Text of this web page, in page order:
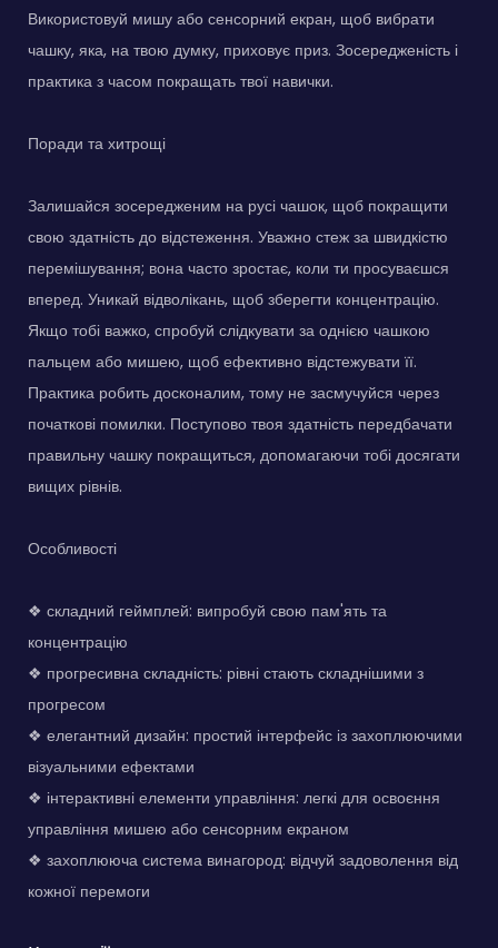
Використовуй мишу або сенсорний екран, щоб вибрати
чашку, яка, на твою думку, приховує приз. Зосередженість і
практика з часом покращать твої навички.
Поради та хитрощі
Залишайся зосередженим на русі чашок, щоб покращити
свою здатність до відстеження. Уважно стеж за швидкістю
перемішування; вона часто зростає, коли ти просуваєшся
вперед. Уникай відволікань, щоб зберегти концентрацію.
Якщо тобі важко, спробуй слідкувати за однією чашкою
пальцем або мишею, щоб ефективно відстежувати її.
Практика робить досконалим, тому не засмучуйся через
початкові помилки. Поступово твоя здатність передбачати
правильну чашку покращиться, допомагаючи тобі досягати
вищих рівнів.
Особливості
❖ складний геймплей: випробуй свою пам'ять та
концентрацію
❖ прогресивна складність: рівні стають складнішими з
прогресом
❖ елегантний дизайн: простий інтерфейс із захоплюючими
візуальними ефектами
❖ інтерактивні елементи управління: легкі для освоєння
управління мишею або сенсорним екраном
❖ захоплююча система винагород: відчуй задоволення від
кожної перемоги